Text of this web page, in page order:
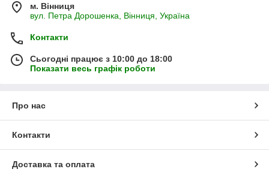
м. Вінниця
вул. Петра Дорошенка, Вінниця, Україна
Контакти
Сьогодні працює з 10:00 до 18:00
Показати весь графік роботи
Про нас
Контакти
Доставка та оплата